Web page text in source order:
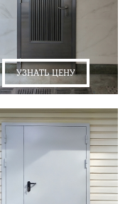
УЗНАТЬ ЦЕНУ